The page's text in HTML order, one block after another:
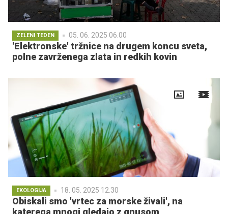
ZELENI TEDEN 05. 06. 2025 06.00
'Elektronske' tržnice na drugem koncu sveta,
polne zavrženega zlata in redkih kovin
EKOLOGIJA 18. 05. 2025 12.30
Obiskali smo 'vrtec za morske živali', na
katerega mnogi gledajo z gnusom